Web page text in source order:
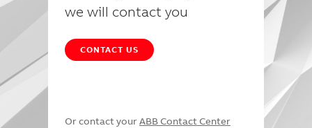
we will contact you
CONTACT US
Or contact your ABB Contact Center